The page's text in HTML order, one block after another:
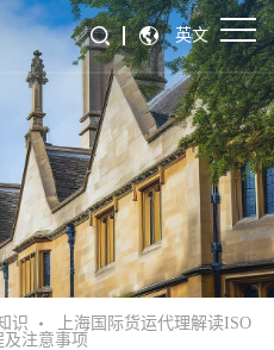
英文
识
上海国际货运代理解读ISO
注意事项